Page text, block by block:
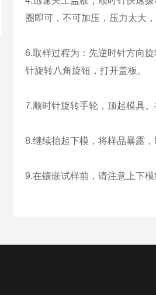
圈即可，不可加压，压力太大
6.取样过程为：先逆时针方向
针旋转八角旋钮，打开盖板。
7.顺时针旋转手轮，顶起模具
8.继续抬起下模，将样品暴露，
9.在镶嵌试样前，请注意上下